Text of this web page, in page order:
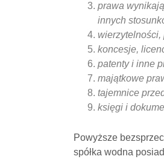
prawa
innych
koncesje,
patenty i inne
majątkowe
tajemnice
księgi i
Powyższe
spółka wodna